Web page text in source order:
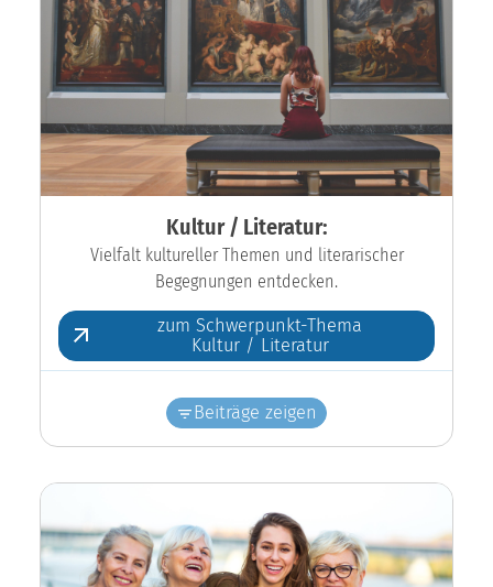
Kultur / Literatur:
Vielfalt kultureller Themen und literarischer
Begegnungen entdecken.
zum Schwerpunkt-Thema
Kultur / Literatur
Beiträge zeigen